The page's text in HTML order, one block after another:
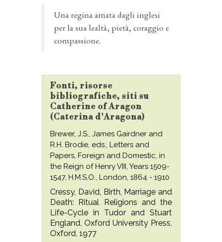
Una regina amata dagli inglesi
per la sua lealtà, pietà, coraggio e
compassione.
Fonti, risorse
bibliografiche, siti su
Catherine of Aragon
(Caterina d'Aragona)
Brewer, J.S., James Gairdner and
R.H. Brodie, eds., Letters and
Papers, Foreign and Domestic, in
the Reign of Henry VIII, Years 1509-
1547, H.M.S.O., London, 1864 - 1910
Cressy, David, Birth, Marriage and
Death: Ritual Religions and the
Life-Cycle in Tudor and Stuart
England, Oxford University Press,
Oxford, 1977